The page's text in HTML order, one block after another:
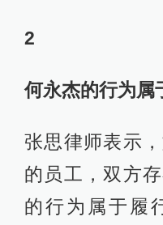
2
何永杰的行为属
张思律师表示
的员工，双方
的行为属于履